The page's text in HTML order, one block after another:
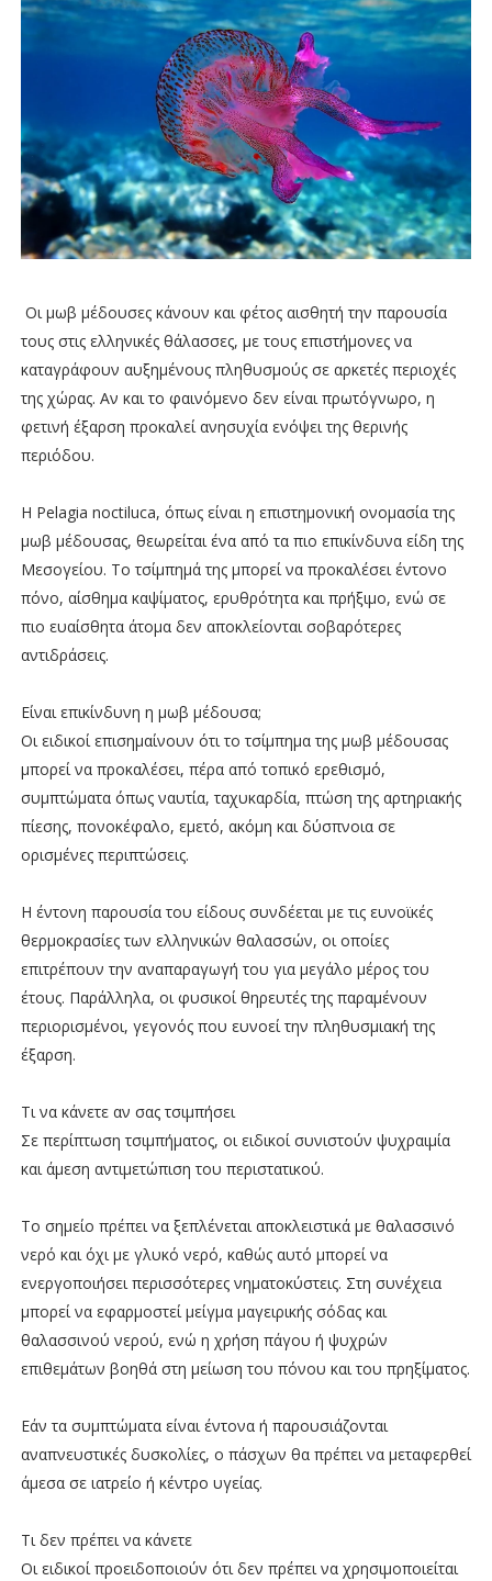
Οι μωβ μέδουσες κάνουν και φέτος αισθητή την παρουσία
τους στις ελληνικές θάλασσες, με τους επιστήμονες να
καταγράφουν αυξημένους πληθυσμούς σε αρκετές περιοχές
της χώρας. Αν και το φαινόμενο δεν είναι πρωτόγνωρο, η
φετινή έξαρση προκαλεί ανησυχία ενόψει της θερινής
περιόδου.
Η Pelagia noctiluca, όπως είναι η επιστημονική ονομασία της
μωβ μέδουσας, θεωρείται ένα από τα πιο επικίνδυνα είδη της
Μεσογείου. Το τσίμπημά της μπορεί να προκαλέσει έντονο
πόνο, αίσθημα καψίματος, ερυθρότητα και πρήξιμο, ενώ σε
πιο ευαίσθητα άτομα δεν αποκλείονται σοβαρότερες
αντιδράσεις.
Είναι επικίνδυνη η μωβ μέδουσα;
Οι ειδικοί επισημαίνουν ότι το τσίμπημα της μωβ μέδουσας
μπορεί να προκαλέσει, πέρα από τοπικό ερεθισμό,
συμπτώματα όπως ναυτία, ταχυκαρδία, πτώση της αρτηριακής
πίεσης, πονοκέφαλο, εμετό, ακόμη και δύσπνοια σε
ορισμένες περιπτώσεις.
Η έντονη παρουσία του είδους συνδέεται με τις ευνοϊκές
θερμοκρασίες των ελληνικών θαλασσών, οι οποίες
επιτρέπουν την αναπαραγωγή του για μεγάλο μέρος του
έτους. Παράλληλα, οι φυσικοί θηρευτές της παραμένουν
περιορισμένοι, γεγονός που ευνοεί την πληθυσμιακή της
έξαρση.
Τι να κάνετε αν σας τσιμπήσει
Σε περίπτωση τσιμπήματος, οι ειδικοί συνιστούν ψυχραιμία
και άμεση αντιμετώπιση του περιστατικού.
Το σημείο πρέπει να ξεπλένεται αποκλειστικά με θαλασσινό
νερό και όχι με γλυκό νερό, καθώς αυτό μπορεί να
ενεργοποιήσει περισσότερες νηματοκύστεις. Στη συνέχεια
μπορεί να εφαρμοστεί μείγμα μαγειρικής σόδας και
θαλασσινού νερού, ενώ η χρήση πάγου ή ψυχρών
επιθεμάτων βοηθά στη μείωση του πόνου και του πρηξίματος.
Εάν τα συμπτώματα είναι έντονα ή παρουσιάζονται
αναπνευστικές δυσκολίες, ο πάσχων θα πρέπει να μεταφερθεί
άμεσα σε ιατρείο ή κέντρο υγείας.
Τι δεν πρέπει να κάνετε
Οι ειδικοί προειδοποιούν ότι δεν πρέπει να χρησιμοποιείται